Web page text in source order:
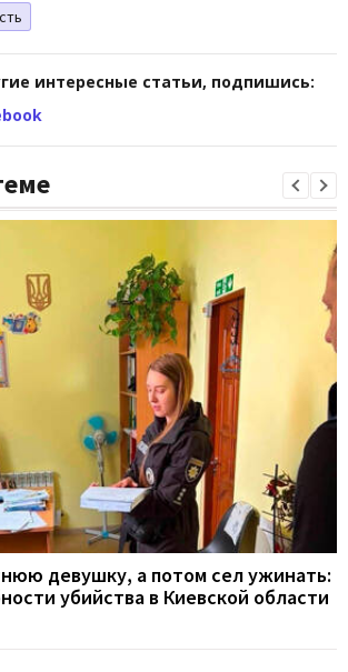
интересные статьи, подпишись:
девушку, а потом сел ужинать:
убийства в Киевской области